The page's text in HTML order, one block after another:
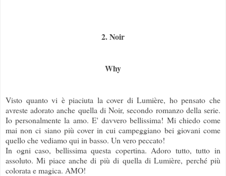
2. Noir
Why
Visto quanto vi è piaciuta la cover di Lumière, ho pensato che
avreste adorato anche quella di Noir, secondo romanzo della serie.
Io personalmente la amo. E' davvero bellissima! Mi chiedo come
mai non ci siano più cover in cui campeggiano bei giovani come
quello che vediamo qui in basso. Un vero peccato!
In ogni caso, bellissima questa copertina. Adoro tutto, tutto in
assoluto. Mi piace anche di più di quella di Lumière, perché più
colorata e magica. AMO!